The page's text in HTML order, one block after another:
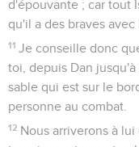
d'épouvante ; car tout
qu'il a des braves avec
11 Je conseille donc
toi, depuis Dan
sable qui est sur le
personne au combat.
12 Nous arriverons à